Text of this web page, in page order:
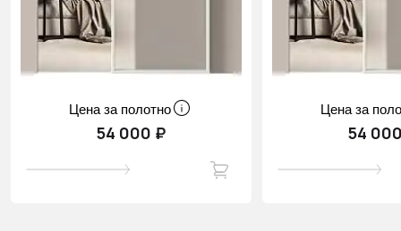
Цена за полотно
54 000 ₽
Цена за
54